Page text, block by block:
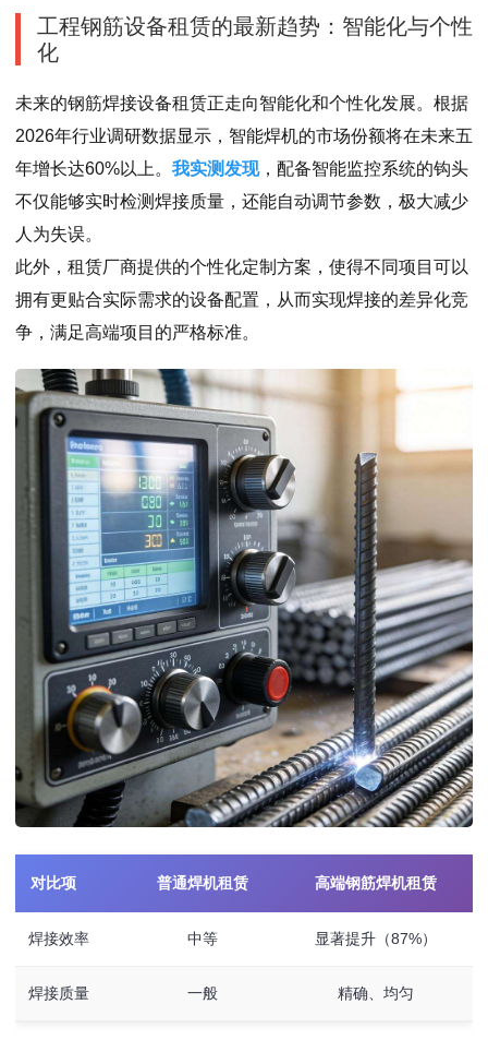
工程钢筋设备租赁的最新趋势：智能化与个性
化
未来的钢筋焊接设备租赁正走向智能化和个性化发展。根据
2026年行业调研数据显示，智能焊机的市场份额将在未来五
年增长达60%以上。 我实测发现，配备智能监控系统的钩头
不仅能够实时检测焊接质量，还能自动调节参数，极大减少
人为失误。
此外，租赁厂商提供的个性化定制方案，使得不同项目可以
拥有更贴合实际需求的设备配置，从而实现焊接的差异化竞
争，满足高端项目的严格标准。
对比项 普通焊机租赁 高端钢筋焊机租赁
焊接效率 中等 显著提升（87%）
焊接质量 一般 精确、均匀